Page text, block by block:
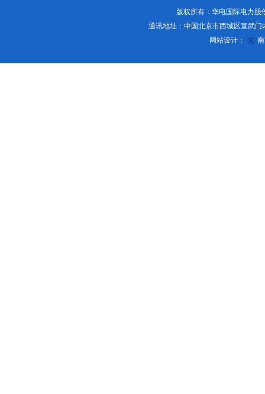
版权所有：华电国际电力股
通讯地址：中国北京市西城区宣武
网站设计：